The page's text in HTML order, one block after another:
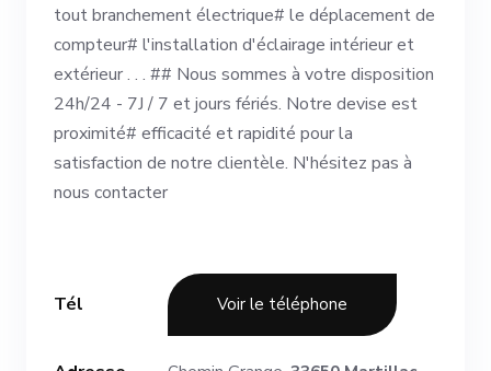
tout branchement électrique# le déplacement de
compteur# l'installation d'éclairage intérieur et
extérieur . . . ## Nous sommes à votre disposition
24h/24 - 7J / 7 et jours fériés. Notre devise est
proximité# efficacité et rapidité pour la
satisfaction de notre clientèle. N'hésitez pas à
nous contacter
Tél Voir le téléphone